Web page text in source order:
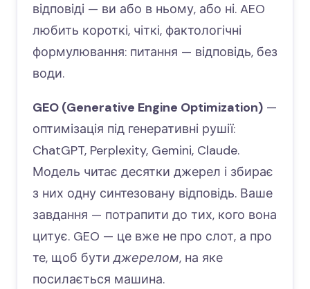
відповіді — ви або в ньому, або ні. AEO
любить короткі, чіткі, фактологічні
формулювання: питання — відповідь, без
води.
GEO (Generative Engine Optimization) —
оптимізація під генеративні рушії:
ChatGPT, Perplexity, Gemini, Claude.
Модель читає десятки джерел і збирає
з них одну синтезовану відповідь. Ваше
завдання — потрапити до тих, кого вона
цитує. GEO — це вже не про слот, а про
те, щоб бутиджерелом, на яке
посилається машина.